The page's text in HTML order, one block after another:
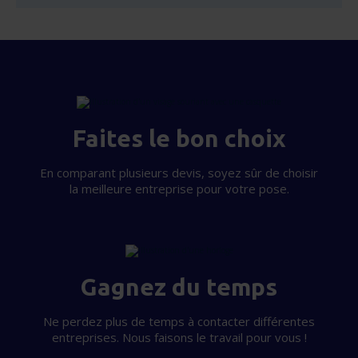
Faites le bon choix
En comparant plusieurs devis, soyez sûr de choisir
la meilleure entreprise pour votre pose.
Gagnez du temps
Ne perdez plus de temps à contacter différentes
entreprises. Nous faisons le travail pour vous !